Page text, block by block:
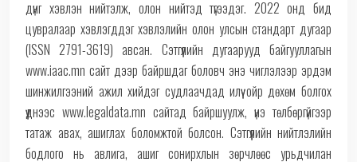
дүнг хэвлэн нийтэлж, олон нийтэд түгээдэг. 2022 онд бид
цувралаар хэвлэгддэг хэвлэлийн олон улсын стандарт дугаар
(ISSN 2791-3619) авсан. Сэтгүүлийн дугаарууд байгууллагын
www.iaac.mn сайт дээр байршдаг боловч энэ чиглэлээр эрдэм
шинжилгээний ажил хийдэг судлаачдад илүү ойр дөхөм болгох
үүднээс www.legaldata.mn сайтад байршуулж, үнэ төлбөргүйгээр
татаж авах, ашиглах боломжтой болсон. Сэтгүүлийн нийтлэлийн
бодлого нь авлига, ашиг сонирхлын зөрчлөөс урьдчилан